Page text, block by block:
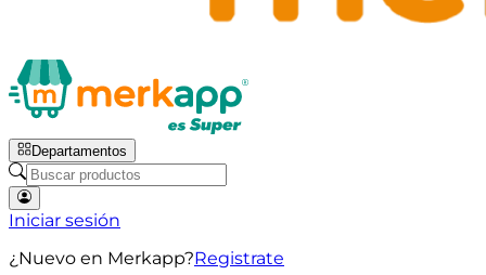
Departamentos
Iniciar sesión
¿Nuevo en Merkapp?Registrate